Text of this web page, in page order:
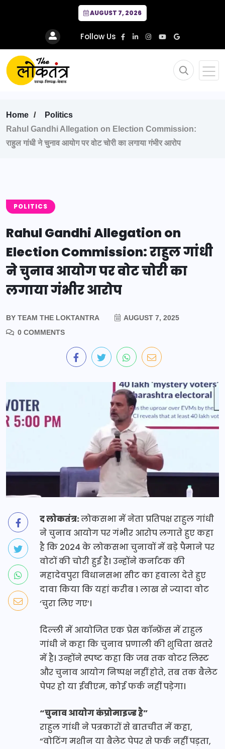
AUGUST 7, 2026
Follow Us
Home
Politics
Rahul Gandhi Allegation on Election Commission:
राहुल गांधी ने चुनाव आयोग पर वोट चोरी का लगाया गंभीर आरोप
POLITICS
Rahul Gandhi Allegation on
Election Commission: राहुल गांधी
ने चुनाव आयोग पर वोट चोरी का
लगाया गंभीर आरोप
BY TEAM THE LOKTANTRA
AUGUST 7, 2025
0 COMMENTS
द लोकतंत्र:लोकसभा में नेता प्रतिपक्ष राहुल गांधी
ने चुनाव आयोग पर गंभीर आरोप लगाते हुए कहा
है कि 2024 के लोकसभा चुनावों में बड़े पैमाने पर
वोटों की चोरी हुई है। उन्होंने कर्नाटक की
महादेवपुरा विधानसभा सीट का हवाला देते हुए
दावा किया कि यहां करीब 1 लाख से ज्यादा वोट
‘चुरा लिए गए’।
दिल्ली में आयोजित एक प्रेस कॉन्फ्रेंस में राहुल
गांधी ने कहा कि चुनाव प्रणाली की शुचिता खतरे
में है। उन्होंने स्पष्ट कहा कि जब तक वोटर लिस्ट
और चुनाव आयोग निष्पक्ष नहीं होते, तब तक बैलेट
पेपर हो या ईवीएम, कोई फर्क नहीं पड़ेगा।
“चुनाव आयोग कंप्रोमाइज्ड है”
राहुल गांधी ने पत्रकारों से बातचीत में कहा,
“वोटिंग मशीन या बैलेट पेपर से फर्क नहीं पड़ता,